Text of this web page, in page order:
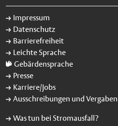
Impressum
Datenschutz
Barrierefreiheit
Leichte Sprache
Gebärdensprache
Presse
Karriere/Jobs
Ausschreibungen und Vergaben
Was tun bei Stromausfall?